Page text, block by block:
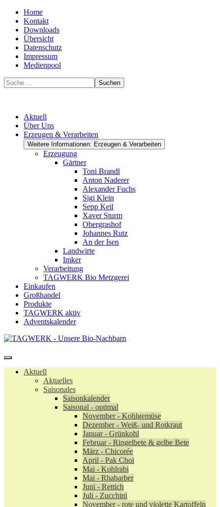
Home
Kontakt
Downloads
Übersicht
Datenschutz
Impressum
Medienpool
Suchen
Aktuell
Über Uns
Erzeugen & Verarbeiten
Weitere Informationen: Erzeugen & Verarbeiten
Erzeugung
Gärtner
Toni Brandl
Anton Naderer
Alexander Fuchs
Sigi Klein
Sepp Keil
Xaver Sturm
Obergrashof
Johannes Rutz
An der Isen
Landwirte
Imker
Verarbeitung
TAGWERK Bio Metzgerei
Einkaufen
Großhandel
Produkte
TAGWERK aktiv
Adventskalender
Aktuell
Aktuelles
Saisonales
Saisonkalender
Saisonal - optimal
November - Kohlgemüse
Dezember - Weiß- und Rotkraut
Januar - Grünkohl
Februar - Ringelbete & gelbe Bete
März - Chicorée
April - Pak Choi
Mai - Kohlrabi
Mai - Rhabarber
Juni - Rettich
Juli - Zucchini
November - rote und violette Kartoffeln